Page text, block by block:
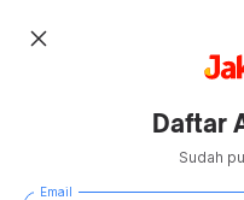
close
Daftar
Sudah
Email